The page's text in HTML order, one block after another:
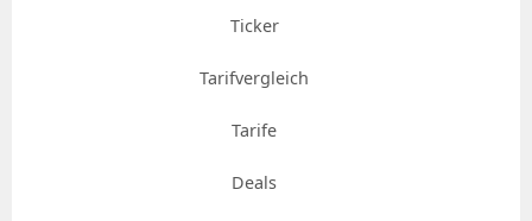
Ticker
Tarifvergleich
Tarife
Deals